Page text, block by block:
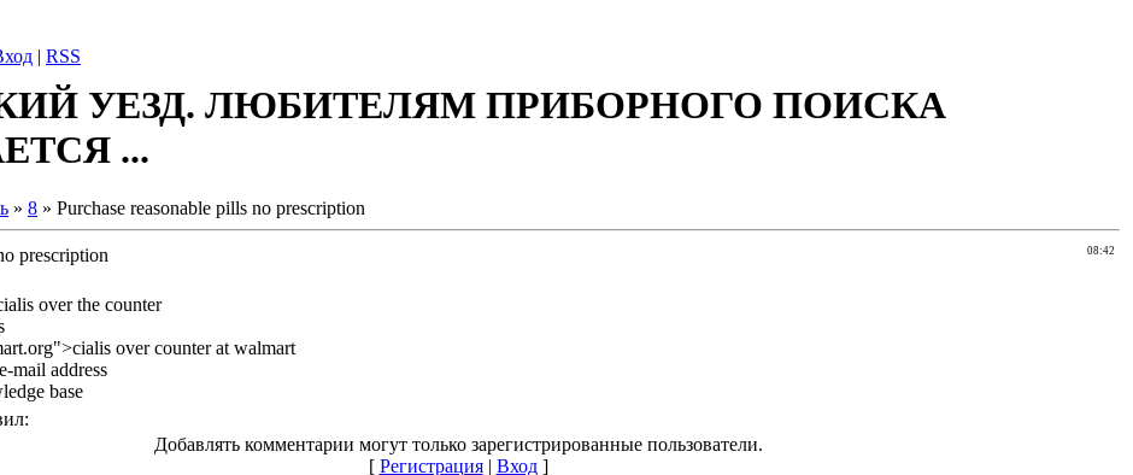
| RSS
УЕЗД. ЛЮБИТЕЛЯМ ПРИБОРНОГО ПОИСКА
...
» 8 » Purchase reasonable pills no prescription
08:42
prescription
over the counter
over counter at walmart
mail address
base
:
Добавлять комментарии могут только зарегистрированные пользователи.
[ Регистрация| Вход]